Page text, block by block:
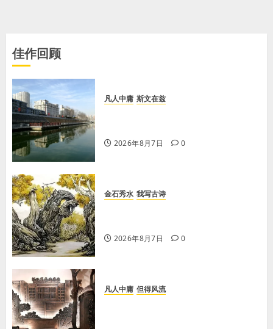
佳作回顾
凡人中庸 斯文在兹
2026年8月7日 0
金石秀水 我写古诗
2026年8月7日 0
凡人中庸 但得风流